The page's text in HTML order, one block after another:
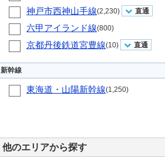
神戸市西神山手線(2,230) 直通
六甲アイランド線(800)
京都丹後鉄道宮豊線(10) 直通
新幹線
東海道・山陽新幹線(1,250)
他のエリアから探す